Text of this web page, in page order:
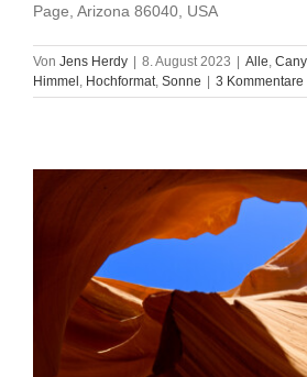
Page, Arizona 86040, USA
Von Jens Herdy 8. August 2023 Alle,
Himmel , Hochformat, Sonne 3 Kommentare